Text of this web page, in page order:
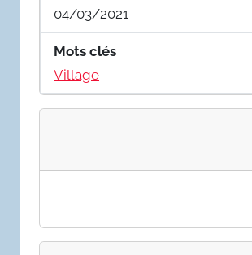
04/03/2021
Mots clés
Village